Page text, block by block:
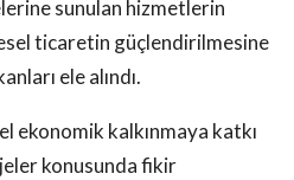
sunulan hizmetlerin
ticaretin güçlendirilmesine
ele alındı.
ekonomik kalkınmaya katkı
konusunda fikir